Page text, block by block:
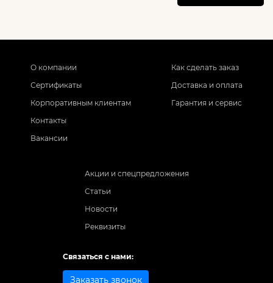
О компании
Сертификаты
Корпоративным клиентам
Контакты
Вакансии
Как сделать заказ
Доставка и оплата
Гарантия и сервис
Акции и спецпредложения
Статьи
Новости
Реквизиты
Связаться с нами:
Заказать звонок